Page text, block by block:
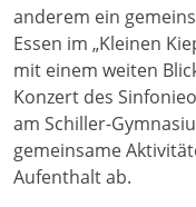
anderem ein
Essen im „Kleinen
mit einem weiten
Konzert des
am Schiller-
gemeinsame
Aufenthalt ab.